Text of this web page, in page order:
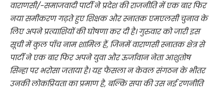
वाराणसी/-समाजवादी पार्टी ने प्रदेश की राजनीति में एक बार फिर
नया समीकरण गढ़ते हुए शिक्षक और स्नातक एमएलसी चुनाव के
लिए अपने प्रत्याशियों की घोषणा कर दी है। गुरुवार को जारी इस
सूची में कुल पाँच नाम शामिल हैं, जिनमें वाराणसी स्नातक क्षेत्र से
पार्टी ने एक बार फिर अपने युवा और ऊर्जावान नेता आशुतोष
सिन्हा पर भरोसा जताया है। यह फैसला न केवल संगठन के भीतर
उनकी लोकप्रियता का प्रमाण है, बल्कि सपा की उस नई रणनीति